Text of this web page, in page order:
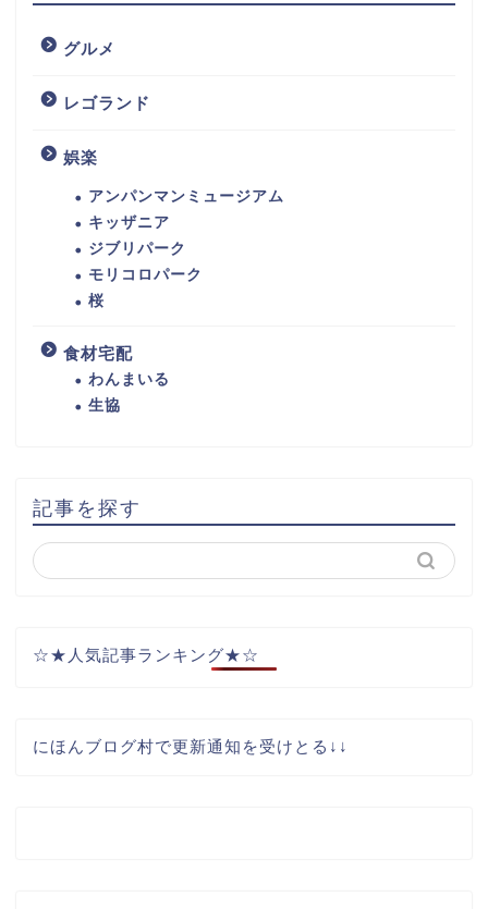
グルメ
レゴランド
娯楽
アンパンマンミュージアム
キッザニア
ジブリパーク
モリコロパーク
桜
食材宅配
わんまいる
生協
記事を探す
☆★人気記事ランキング★☆
にほんブログ村で更新通知を受けとる↓↓